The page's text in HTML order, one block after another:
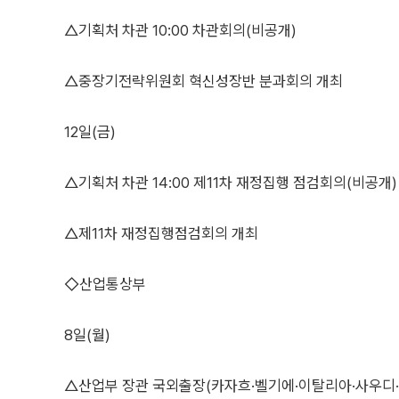
△기획처 차관 10:00 차관회의(비공개)
△중장기전략위원회 혁신성장반 분과회의 개최
12일(금)
△기획처 차관 14:00 제11차 재정집행 점검회의(비공개)
△제11차 재정집행점검회의 개최
◇산업통상부
8일(월)
△산업부 장관 국외출장(카자흐·벨기에·이탈리아·사우디